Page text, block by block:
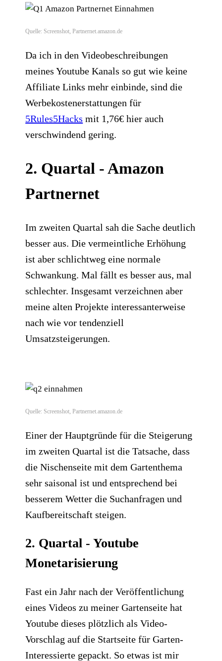
Quelle: Screenshot, Partnernet.amazon.de
Da ich in den Videobeschreibungen
meines Youtube Kanals so gut wie keine
Affiliate Links mehr einbinde, sind die
Werbekostenerstattungen für
5Rules5Hacks mit 1,76€ hier auch
verschwindend gering.
2. Quartal - Amazon
Partnernet
Im zweiten Quartal sah die Sache deutlich
besser aus.​ Die vermeintliche Erhöhung
ist aber schlichtweg eine normale
Schwankung. Mal fällt es besser aus, mal
schlechter. Insgesamt verzeichnen aber
meine alten Projekte interessanterweise
nach wie vor tendenziell
Umsatzsteigerungen.
Quelle: Screenshot, Partnernet.amazon.de
Einer der Hauptgründe für die Steigerung
im zweiten Quartal ist die Tatsache, dass
die Nischenseite mit dem Gartenthema
sehr saisonal ist und entsprechend bei
besserem Wetter die Suchanfragen und
Kaufbereitschaft steigen.
2. Quartal - Youtube
Monetarisierung
Fast ein Jahr nach der Veröffentlichung
eines Videos zu meiner Gartenseite hat
Youtube dieses plötzlich alsVideo-
Vorschlag auf die Startseite für Garten-
Interessierte gepackt. So etwas ist mir